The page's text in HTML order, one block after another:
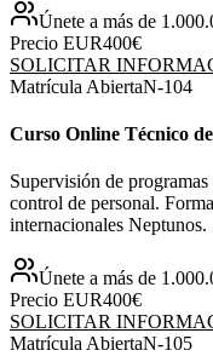
Únete a más de
Precio EUR400€
SOLICITAR
Matrícula AbiertaN-104
Curso Online Técnico
Supervisión de
control de personal.
internacionales Neptunos.
Únete a más de
Precio EUR400€
SOLICITAR
Matrícula AbiertaN-105